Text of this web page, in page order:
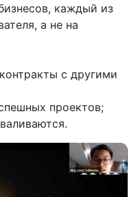
каждый из
а не на
с другими
проектов;